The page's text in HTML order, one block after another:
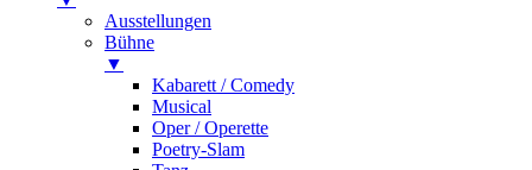
Ausstellungen
Bühne
▼
Kabarett / Comedy
Musical
Oper / Operette
Poetry-Slam